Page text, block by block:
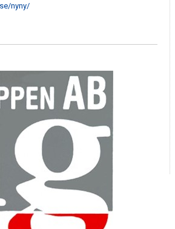
nyny/